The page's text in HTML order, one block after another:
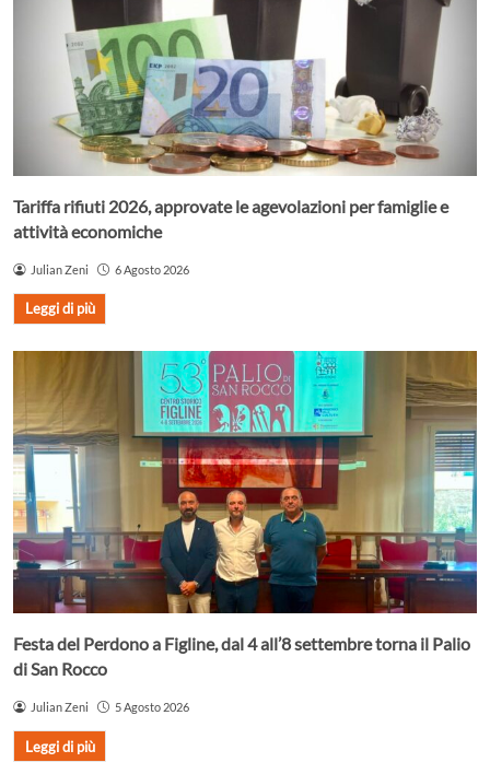
Tariffa rifiuti 2026, approvate le agevolazioni per famiglie e
attività economiche
Julian Zeni 6 Agosto 2026
Leggi di più
Festa del Perdono a Figline, dal 4 all’8 settembre torna il Palio
di San Rocco
Julian Zeni 5 Agosto 2026
Leggi di più